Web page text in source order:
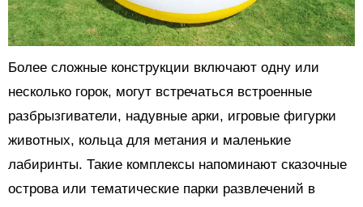
Более сложные конструкции включают одну или
несколько горок, могут встречаться встроенные
разбрызгиватели, надувные арки, игровые фигурки
животных, кольца для метания и маленькие
лабиринты. Такие комплексы напоминают сказочные
острова или тематические парки развлечений в